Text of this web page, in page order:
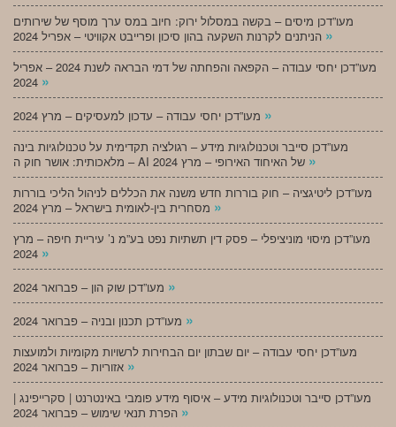
מעו”דכן מיסים – בקשה במסלול ירוק: חיוב במס ערך מוסף של שירותים
»
מעו”דכן יחסי עבודה – הקפאה והפחתה של דמי הבראה לשנת 2024 – אפריל
»
»
מעו”דכן סייבר וטכנולוגיות מידע – רגולציה תקדימית על טכנולוגיות בינה
»
מעו”דכן ליטיגציה – חוק בוררות חדש משנה את הכללים לניהול הליכי בוררות
»
מעו”דכן מיסוי מוניציפלי – פסק דין תשתיות נפט בע”מ נ’ עיריית חיפה – מרץ
»
»
»
מעו”דכן יחסי עבודה – יום שבתון יום הבחירות לרשויות מקומיות ולמועצות
»
מעו”דכן סייבר וטכנולוגיות מידע – איסוף מידע פומבי באינטרנט | סקרייפינג |
»